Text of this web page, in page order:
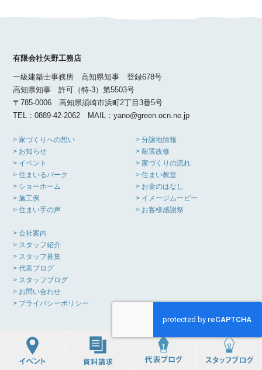
有限会社矢野工務店
一級建築士事務所 高知県知事 登録678号
高知県知事 許可（特-3）第5503号
〒785-0006 高知県須崎市浜町2丁目3番5号
TEL：0889-42-2062 MAIL：yano@green.ocn.ne.jp
> 家づくりへの想い
> お知らせ
> イベント
> 住まいるパーク
> ショーホーム
> 施工例
> 住まい手の声
> 分譲地情報
> 耐震改修
> 家づくりの流れ
> 住まい教室
> お金のはなし
> イメージムービー
> お客様感謝祭
> 会社案内
> スタッフ紹介
> スタッフ募集
> 代表ブログ
> スタッフブログ
> お問い合わせ
> プライバシーポリシー
Copyright(C) YANO KOMUTEN All Rights Reserved.